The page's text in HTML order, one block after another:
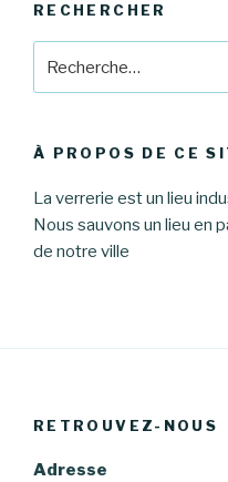
RECHERCHER
pour
À PROPOS DE CE
La verrerie est un lieu
Nous sauvons un lieu en
de notre ville
RETROUVEZ-NOUS
Adresse